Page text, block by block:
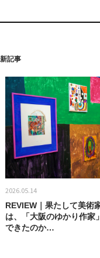
記事
2026.05.14
REVIEW｜果たして美術
は、「大阪のゆかり作家
できたのか…